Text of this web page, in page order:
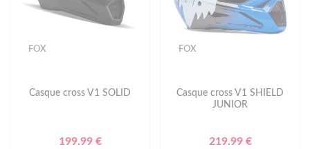
FOX
Casque cross V1 SOLID
199.99 €
FOX
Casque cross V1 SHIELD
JUNIOR
219.99 €